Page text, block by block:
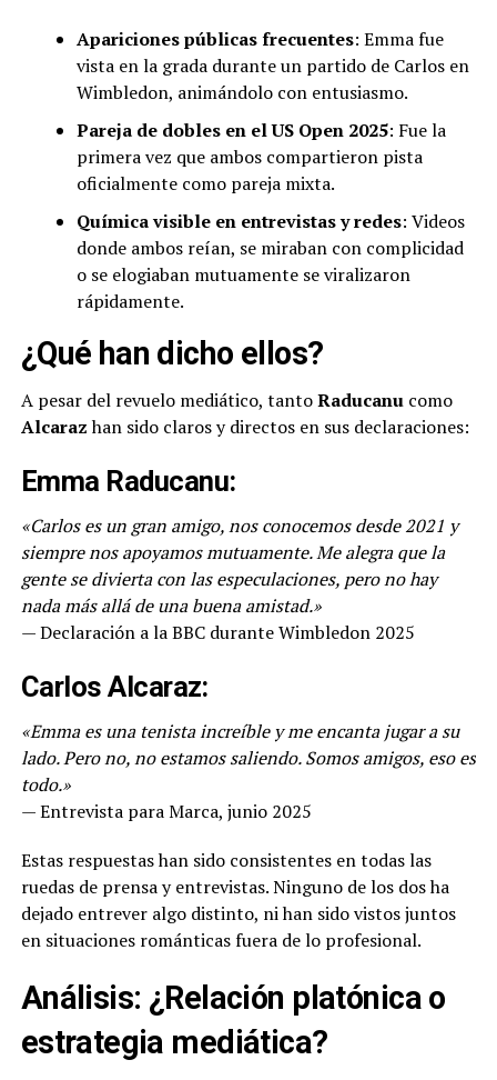
Apariciones públicas frecuentes: Emma fue
vista en la grada durante un partido de Carlos en
Wimbledon, animándolo con entusiasmo.
Pareja de dobles en el US Open 2025: Fue la
primera vez que ambos compartieron pista
oficialmente como pareja mixta.
Química visible en entrevistas y redes: Videos
donde ambos reían, se miraban con complicidad
o se elogiaban mutuamente se viralizaron
rápidamente.
¿Qué han dicho ellos?
A pesar del revuelo mediático, tantoRaducanucomo
Alcarazhan sido claros y directos en sus declaraciones:
Emma Raducanu:
«Carlos es un gran amigo, nos conocemos desde 2021 y
siempre nos apoyamos mutuamente. Me alegra que la
gente se divierta con las especulaciones, pero no hay
nada más allá de una buena amistad.»
— Declaración a la BBC durante Wimbledon 2025
Carlos Alcaraz:
«Emma es una tenista increíble y me encanta jugar a su
lado. Pero no, no estamos saliendo. Somos amigos, eso es
todo.»
— Entrevista para Marca, junio 2025
Estas respuestas han sido consistentes en todas las
ruedas de prensa y entrevistas. Ninguno de los dos ha
dejado entrever algo distinto, ni han sido vistos juntos
en situaciones románticas fuera de lo profesional.
Análisis: ¿Relación platónica o
estrategia mediática?